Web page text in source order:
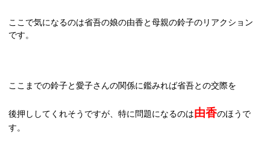
ここで気になるのは省吾の娘の由香と母親の鈴子のリアクション
です。
ここまでの鈴子と愛子さんの関係に鑑みれば省吾との交際を
後押ししてくれそうですが、特に問題になるのは由香のほうで
す。